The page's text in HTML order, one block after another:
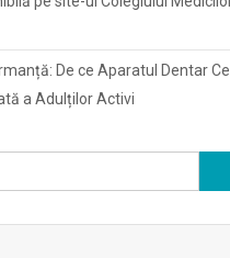
De ce Aparatul Dentar
a Adulților Activi